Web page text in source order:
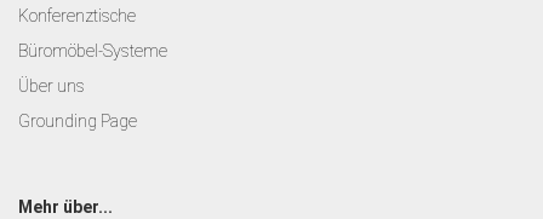
Konferenztische
Büromöbel-Systeme
Über uns
Grounding Page
Mehr über...